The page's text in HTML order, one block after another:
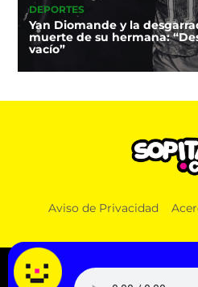
DEPORTES
Yan Diomande y la
muerte de su hermana:
vacío”
Aviso de Privacidad
© 2026 SOPITAS.COM - MÚSICA, NOTICIAS,